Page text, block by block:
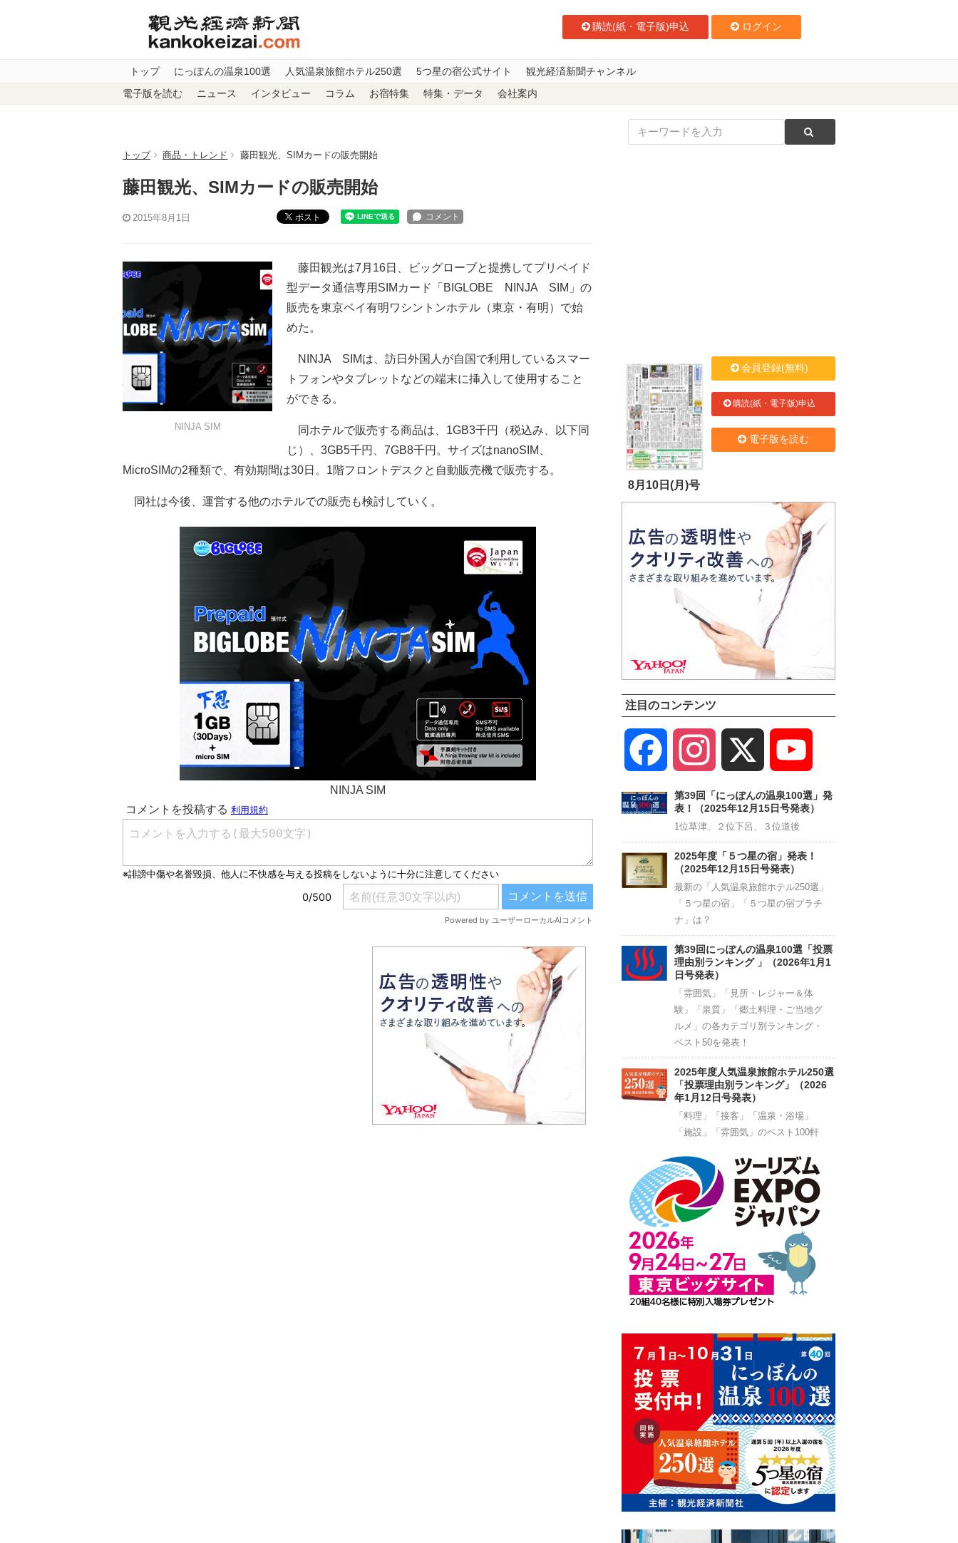
購読(紙・電子版)申込 ログイン
トップ にっぽんの温泉100選 人気温泉旅館ホテル250選 5つ星の宿公式サイト 観光経済新聞チャンネル
電子版を読む ニュース インタビュー コラム お宿特集 特集・データ 会社案内
トップ 商品・トレンド 藤田観光、SIMカードの販売開始
藤田観光、SIMカードの販売開始
2015年8月1日 ポスト
NINJA SIM
藤田観光は7月16日、ビッグローブと提携してプリペイド
型データ通信専用SIMカード「BIGLOBE NINJA SIM」の
販売を東京ベイ有明ワシントンホテル（東京・有明）で始
めた。
NINJA SIMは、訪日外国人が自国で利用しているスマー
トフォンやタブレットなどの端末に挿入して使用すること
ができる。
同ホテルで販売する商品は、1GB3千円（税込み、以下同
じ）、3GB5千円、7GB8千円。サイズはnanоSIM、
MicroSIMの2種類で、有効期間は30日。1階フロントデスクと自動販売機で販売する。
同社は今後、運営する他のホテルでの販売も検討していく。
NINJA SIM
8月10日(月)号
会員登録(無料)
購読(紙・電子版)申込
電子版を読む
注目のコンテンツ
Facebook Instagram
Channel
第39回「にっぽんの温泉100選」発
表！（2025年12月15日号発表）
1位草津、２位下呂、３位道後
2025年度「５つ星の宿」発表！
（2025年12月15日号発表）
最新の「人気温泉旅館ホテル250選」
「５つ星の宿」「５つ星の宿プラチ
ナ」は？
第39回にっぽんの温泉100選「投票
理由別ランキング 」（2026年1月1
日号発表）
「雰囲気」「見所・レジャー＆体
験」「泉質」「郷土料理・ご当地グ
ルメ」の各カテゴリ別ランキング・
ベスト50を発表！
2025年度人気温泉旅館ホテル250選
「投票理由別ランキング」（2026
年1月12日号発表）
「料理」「接客」「温泉・浴場」
「施設」「雰囲気」のベスト100軒